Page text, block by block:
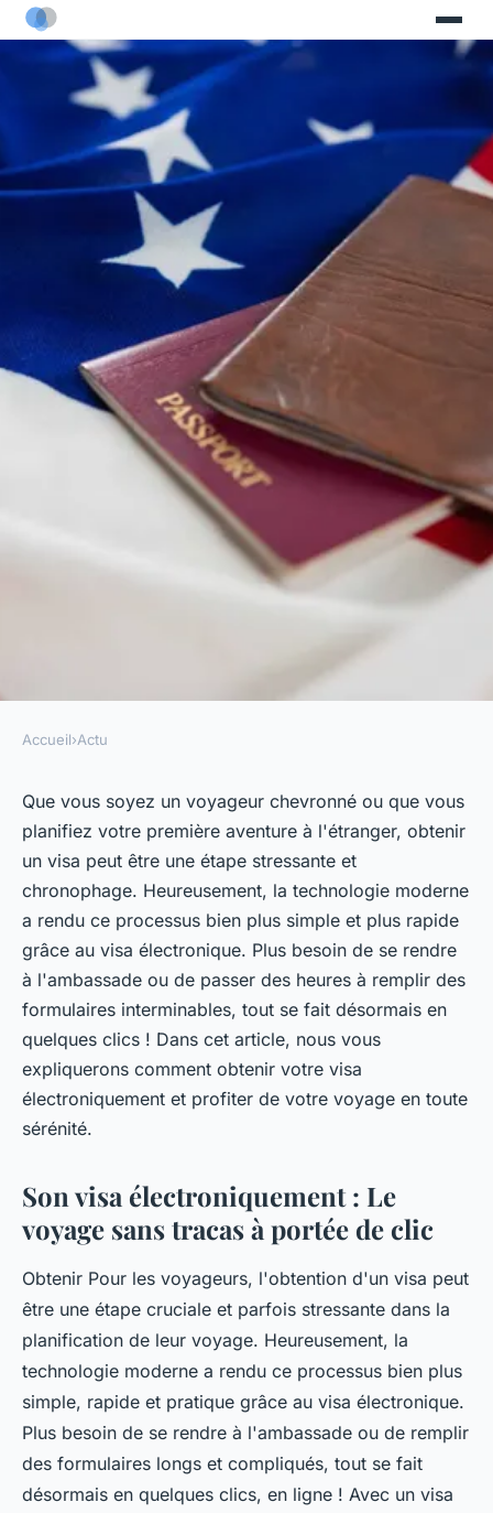
La technologie au service des
voyageurs : Comment obtenir
son visa électroniquement en
quelques clics ?
ozanne
Accueil›Actu
Que vous soyez un voyageur chevronné ou que vous
planifiez votre première aventure à l'étranger, obtenir
un visa peut être une étape stressante et
chronophage. Heureusement, la technologie moderne
a rendu ce processus bien plus simple et plus rapide
grâce au visa électronique. Plus besoin de se rendre
à l'ambassade ou de passer des heures à remplir des
formulaires interminables, tout se fait désormais en
quelques clics ! Dans cet article, nous vous
expliquerons comment obtenir votre visa
électroniquement et profiter de votre voyage en toute
sérénité.
Son visa électroniquement : Le
voyage sans tracas à portée de clic
Obtenir Pour les voyageurs, l'obtention d'un visa peut
être une étape cruciale et parfois stressante dans la
planification de leur voyage. Heureusement, la
technologie moderne a rendu ce processus bien plus
simple, rapide et pratique grâce au visa électronique.
Plus besoin de se rendre à l'ambassade ou de remplir
des formulaires longs et compliqués, tout se fait
désormais en quelques clics, en ligne ! Avec un visa